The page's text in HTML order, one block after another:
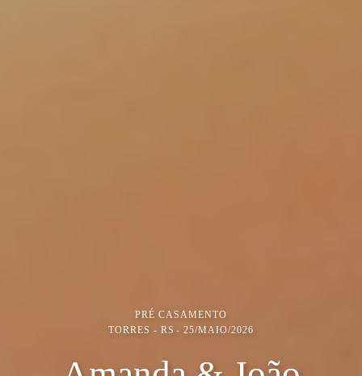
PRÉ CASAMENTO
TORRES - RS
25/MAIO/2026